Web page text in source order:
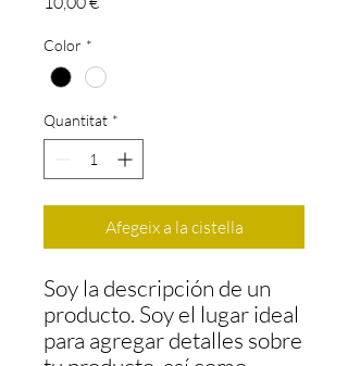
Color *
Quantitat *
Afegeix a la cistella
Soy la descripción de un
producto. Soy el lugar ideal
para agregar detalles sobre